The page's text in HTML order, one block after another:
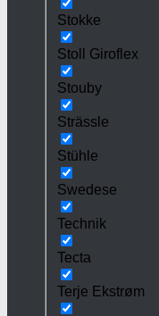
Stokke
Stoll Giroflex
Stouby
Strässle
Stühle
Swedese
Technik
Tecta
Terje Ekstrøm